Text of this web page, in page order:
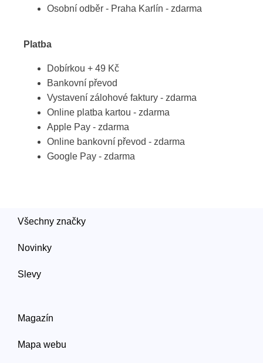
Osobní odběr - Praha Karlín - zdarma
Platba
Dobírkou + 49 Kč
Bankovní převod
Vystavení zálohové faktury - zdarma
Online platba kartou - zdarma
Apple Pay - zdarma
Online bankovní převod - zdarma
Google Pay - zdarma
Všechny značky
Novinky
Slevy
Magazín
Mapa webu